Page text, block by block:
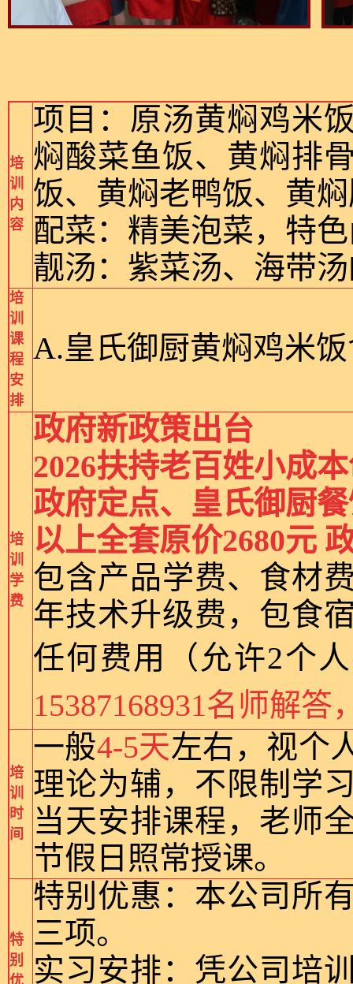
培
训
内
容
项目：原汤黄焖鸡米
焖酸菜鱼饭、黄焖排
饭、黄焖老鸭饭、黄
配菜：精美泡菜，特
靓汤：紫菜汤、海带
培
训
课
程
安
排
A.皇氏御厨黄焖鸡米
培
训
学
费
政府新政策出台
2026扶持老百姓小成
政府定点、皇氏御厨
以上全套原价2680元
包含产品学费、食材
年技术升级费，包食
任何费用（允许2个
15387168931名师解
培
训
时
间
一般4-5天左右，视个
理论为辅，不限制学
当天安排课程，老师
节假日照常授课。
特
别
优
特别优惠：本公司所
三项。
实习安排：凭公司培